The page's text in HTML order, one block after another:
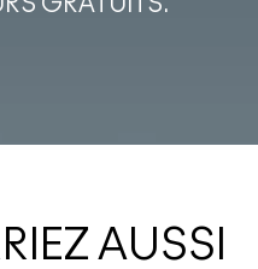
GRATUITS.
AUSSI